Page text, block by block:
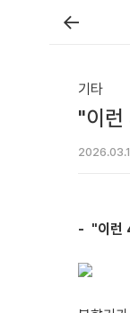
←
기타
"이런
- "이런